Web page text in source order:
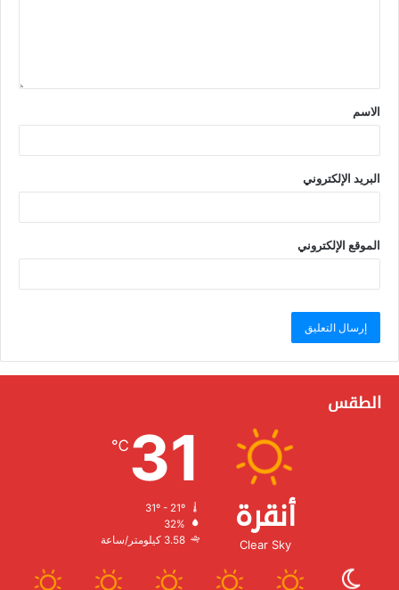
الاسم
البريد الإلكتروني
الموقع الإلكتروني
الطقس
أنقرة
Clear Sky
31
℃
الرطوبة:
الرياح: